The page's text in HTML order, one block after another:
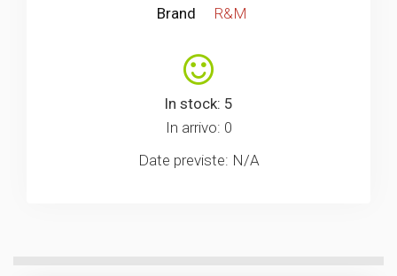
Brand
R&M
In stock: 5
In arrivo: 0
Date previste: N/A